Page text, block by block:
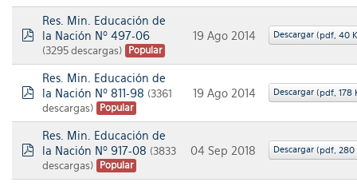
Res. Min. Educación de
la Nación Nº 497-06
(3295 descargas) Popular
19 Ago 2014 Descargar (pdf, 40
Res. Min. Educación de
la Nación Nº 811-98 (3361
descargas)
Popular
19 Ago 2014 Descargar (pdf, 178
Res. Min. Educación de
la Nación Nº 917-08 (3833
descargas)
Popular
04 Sep 2018 Descargar (pdf, 280